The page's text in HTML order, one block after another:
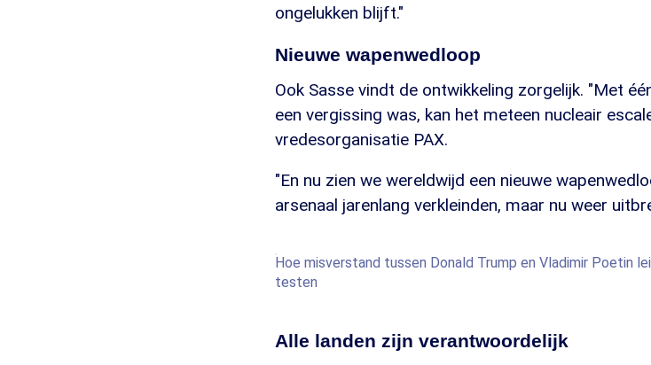
ongelukken blijft."
Nieuwe wapenwedloop
Ook Sasse vindt de ontwikkeling zorgelijk. "Met
een vergissing was, kan het meteen nucleair
vredesorganisatie PAX.
"En nu zien we wereldwijd een nieuwe
arsenaal jarenlang verkleinden, maar nu weer
Hoe misverstand tussen Donald Trump en Vladimir Poetin
testen
Alle landen zijn verantwoordelijk